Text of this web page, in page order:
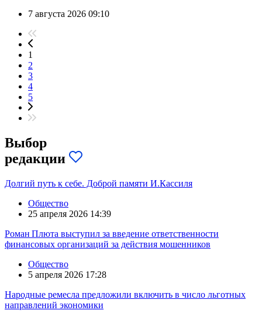
7 августа 2026 09:10
1
2
3
4
5
Выбор
редакции
Долгий путь к себе. Доброй памяти И.Кассиля
Общество
25 апреля 2026 14:39
Роман Плюта выступил за введение ответственности
финансовых организаций за действия мошенников
Общество
5 апреля 2026 17:28
Народные ремесла предложили включить в число льготных
направлений экономики